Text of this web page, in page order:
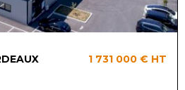
1 731 000 € HT